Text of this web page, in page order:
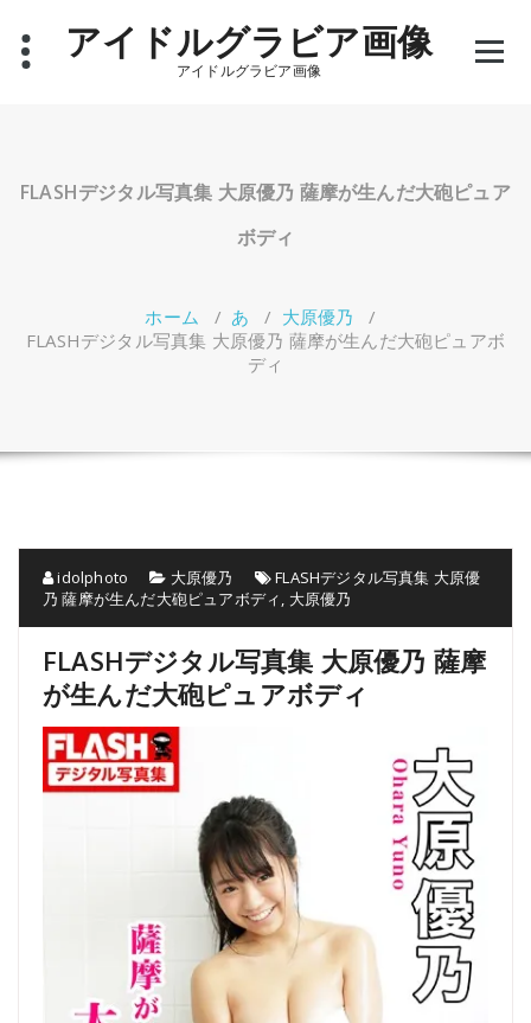
アイドルグラビア画像
アイドルグラビア画像
FLASHデジタル写真集 大原優乃 薩摩が生んだ大砲ピュア
ボディ
ホーム / あ / 大原優乃 /
FLASHデジタル写真集 大原優乃 薩摩が生んだ大砲ピュアボ
ディ
idolphoto 大原優乃
FLASHデジタル写真集 大原優
乃 薩摩が生んだ大砲ピュアボディ, 大原優乃
FLASHデジタル写真集 大原優乃 薩摩
が生んだ大砲ピュアボディ